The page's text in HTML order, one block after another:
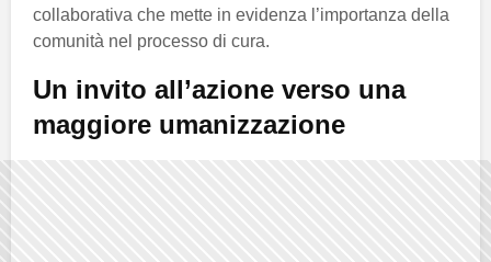
collaborativa che mette in evidenza l’importanza della
comunità nel processo di cura.
Un invito all’azione verso una
maggiore umanizzazione